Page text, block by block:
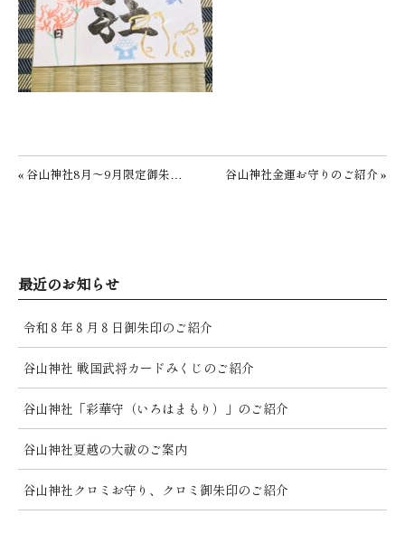
投稿ナビゲーション 谷山神社金運お守りのご紹介 »
最近のお知らせ
令和８年８月８日御朱印のご紹介
谷山神社 戦国武将カードみくじのご紹介
谷山神社「彩華守（いろはまもり）」のご紹介
谷山神社夏越の大祓のご案内
谷山神社クロミお守り、クロミ御朱印のご紹介